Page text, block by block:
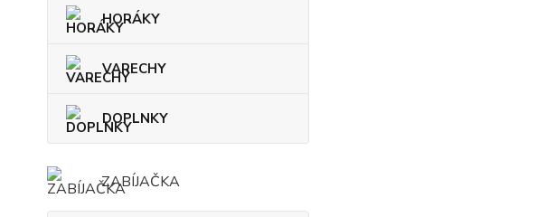
HORÁKY
VARECHY
DOPLNKY
ZABÍJAČKA